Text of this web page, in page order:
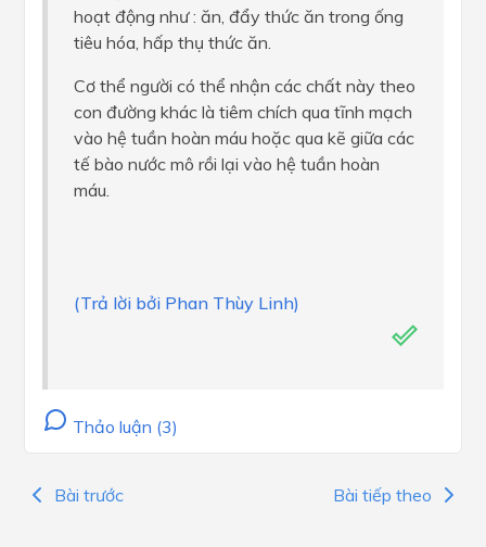
hoạt động như : ăn, đẩy thức ăn trong ống
tiêu hóa, hấp thụ thức ăn.
Cơ thể người có thể nhận các chất này theo
con đường khác là tiêm chích qua tĩnh mạch
vào hệ tuần hoàn máu hoặc qua kẽ giữa các
tế bào nước mô rồi lại vào hệ tuần hoàn
máu.
(Trả lời bởi Phan Thùy Linh)
Thảo luận (3)
Bài trước Bài tiếp theo